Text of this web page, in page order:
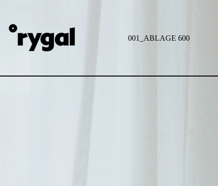
001_ABLAGE 600